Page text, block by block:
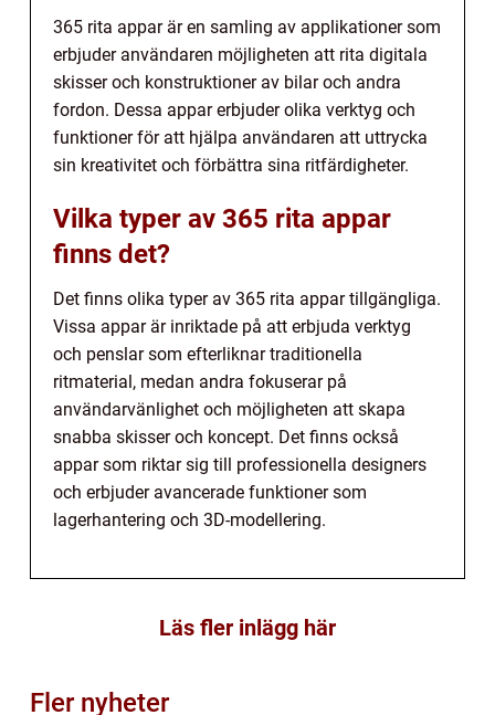
365 rita appar är en samling av applikationer som
erbjuder användaren möjligheten att rita digitala
skisser och konstruktioner av bilar och andra
fordon. Dessa appar erbjuder olika verktyg och
funktioner för att hjälpa användaren att uttrycka
sin kreativitet och förbättra sina ritfärdigheter.
Vilka typer av 365 rita appar
finns det?
Det finns olika typer av 365 rita appar tillgängliga.
Vissa appar är inriktade på att erbjuda verktyg
och penslar som efterliknar traditionella
ritmaterial, medan andra fokuserar på
användarvänlighet och möjligheten att skapa
snabba skisser och koncept. Det finns också
appar som riktar sig till professionella designers
och erbjuder avancerade funktioner som
lagerhantering och 3D-modellering.
Läs fler inlägg här
Fler nyheter